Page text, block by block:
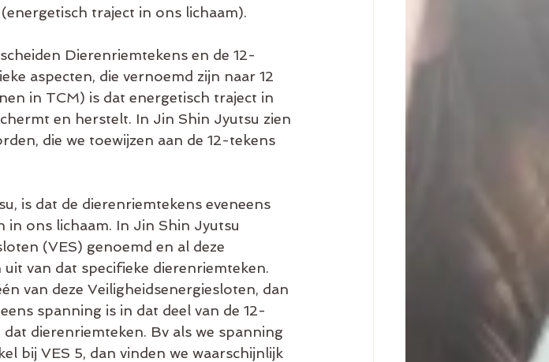
(energetisch traject in ons lichaam).
Dierenriemtekens en de 12-
aspecten, die vernoemd zijn naar 12
in TCM) is dat energetisch traject in
en herstelt. In Jin Shin Jyutsu zien
die we toewijzen aan de 12-tekens
is dat de dierenriemtekens eveneens
in ons lichaam. In Jin Shin Jyutsu
(VES) genoemd en al deze
van dat specifieke dierenriemteken.
van deze Veiligheidsenergiesloten, dan
spanning is in dat deel van de 12-
dierenriemteken. Bv als we spanning
bij VES 5, dan vinden we waarschijnlijk